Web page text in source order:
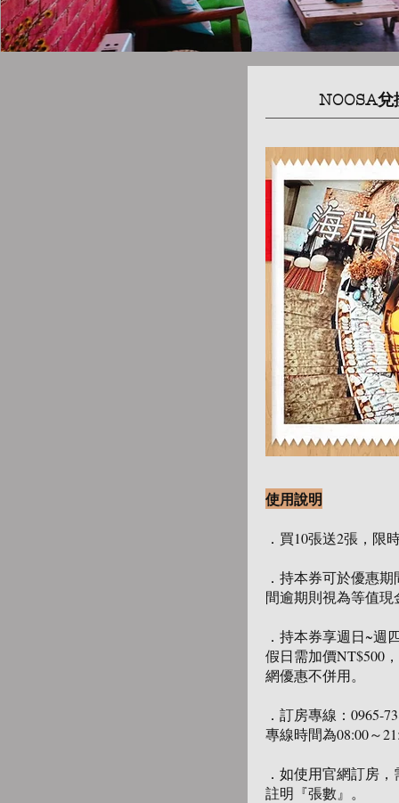
NOOSA
使用說明
．買10張送2張，限
．持本券可於優惠
間逾期則視為等值
．持本券享週日~週
假日需加價NT$500
網優惠不併用。
．訂房專線：0965-
專線時間為08:00～
．如使用官網訂房
註明『張數』。